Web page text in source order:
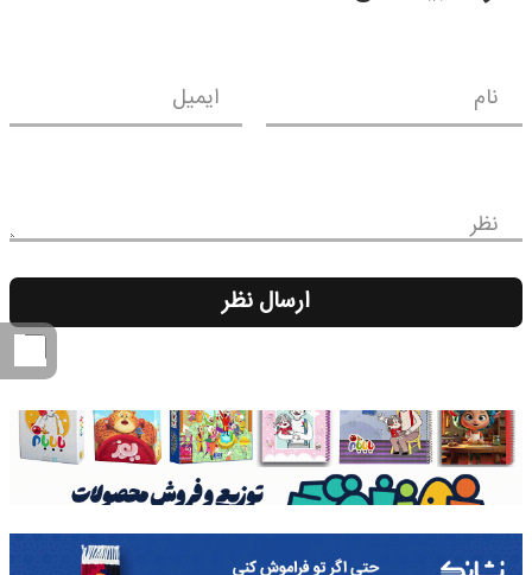
نام ایمیل
نظر
ارسال نظر